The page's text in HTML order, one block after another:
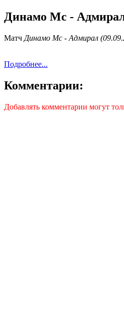
Динамо Мс -
Матч Динамо Мс - Адмирал
Подробнее...
Комментарии:
Добавлять комментарии могут